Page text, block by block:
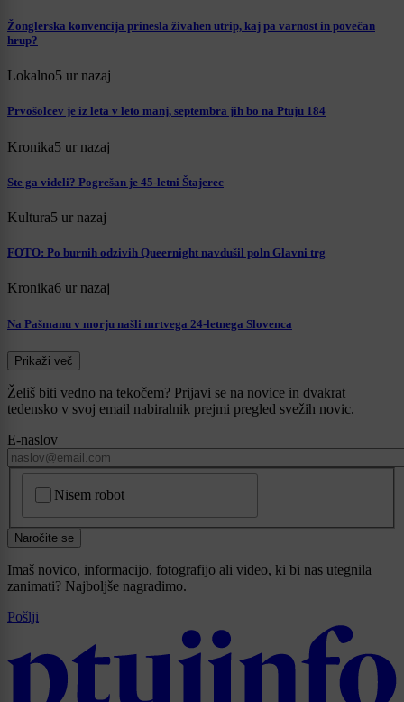
Žonglerska konvencija prinesla živahen utrip, kaj pa varnost in povečan
hrup?
Lokalno5 ur nazaj
Prvošolcev je iz leta v leto manj, septembra jih bo na Ptuju 184
Kronika5 ur nazaj
Ste ga videli? Pogrešan je 45-letni Štajerec
Kultura5 ur nazaj
FOTO: Po burnih odzivih Queernight navdušil poln Glavni trg
Kronika6 ur nazaj
Na Pašmanu v morju našli mrtvega 24-letnega Slovenca
Prikaži več
Želiš biti vedno na tekočem? Prijavi se na novice in dvakrat
tedensko v svoj email nabiralnik prejmi pregled svežih novic.
E-naslov
Nisem robot
Naročite se
Imaš novico, informacijo, fotografijo ali video, ki bi nas utegnila
zanimati? Najboljše nagradimo.
Pošlji